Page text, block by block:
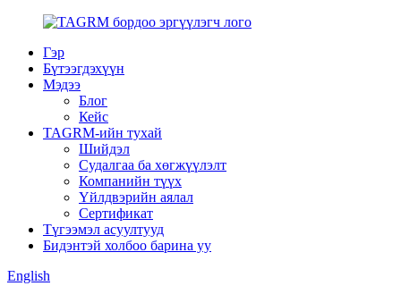
Гэр
Бүтээгдэхүүн
Мэдээ
Блог
Кейс
TAGRM-ийн тухай
Шийдэл
Судалгаа ба хөгжүүлэлт
Компанийн түүх
Үйлдвэрийн аялал
Сертификат
Түгээмэл асуултууд
Бидэнтэй холбоо барина уу
English